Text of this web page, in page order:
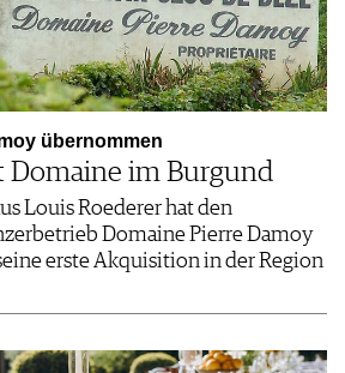
übernommen
Domaine im Burgund
Louis Roederer hat den
Domaine Pierre Damoy
erste Akquisition in der Region